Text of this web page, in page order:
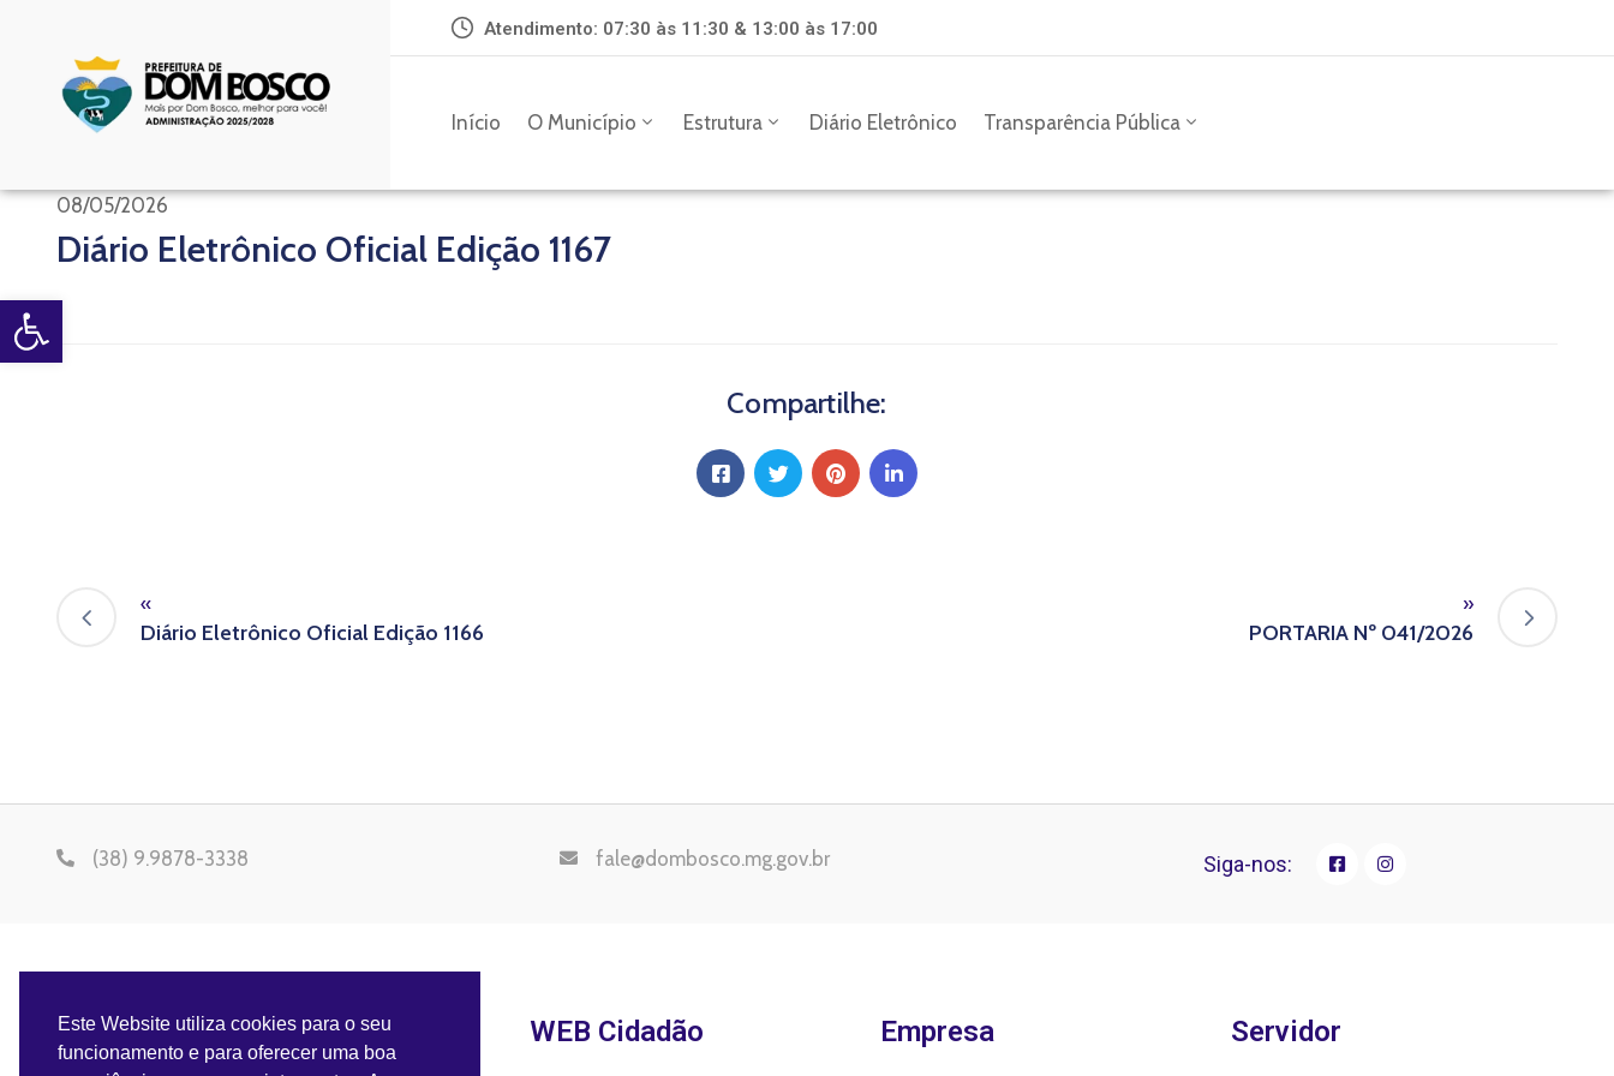
Open toolbar
Atendimento: 07:30 às 11:30 & 13:00 às 17:00
Início O Município Estrutura Diário Eletrônico Transparência Pública
08/05/2026
Diário Eletrônico Oficial Edição 1167
Compartilhe:
«
Diário Eletrônico Oficial Edição 1166
»
PORTARIA Nº 041/2026
(38) 9.9878-3338 fale@dombosco.mg.gov.br Siga-nos:
WEB Cidadão Empresa Servidor
Este Website utiliza cookies para o seu
funcionamento e para oferecer uma boa